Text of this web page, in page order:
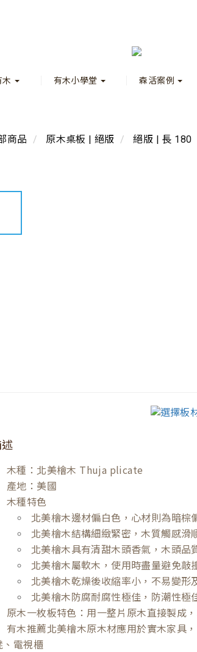
木 有木小學堂 森活案例
商品 原木桌板 | 絕版 絕版 | 長 180
木種：北美檜木 Thuja plicate
產地：美國
木種特色
北美檜木邊材偏白色，心材則為暗棕
北美檜木結構細緻緊密，木質觸感滑
北美檜木具有清甜木頭香氣，木頭品
北美檜木屬軟木，使用時盡量避免敲
北美檜木乾燥後收縮率小，不易變形
北美檜木防腐耐腐性極佳，防潮性極
原木一枚板特色：用一整片原木直接製成
有木推薦北美檜木原木材應用於實木家具
、電視櫃